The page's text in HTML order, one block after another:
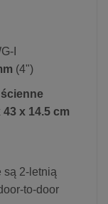
I
(4")
43 x 14.5 cm
są 2-letnią
to-door